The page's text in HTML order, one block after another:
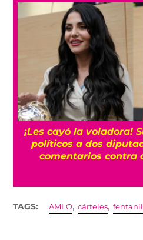
¡Les cayó la voladora!
políticos a dos
comentarios contra
TAGS: AMLO,cárteles,